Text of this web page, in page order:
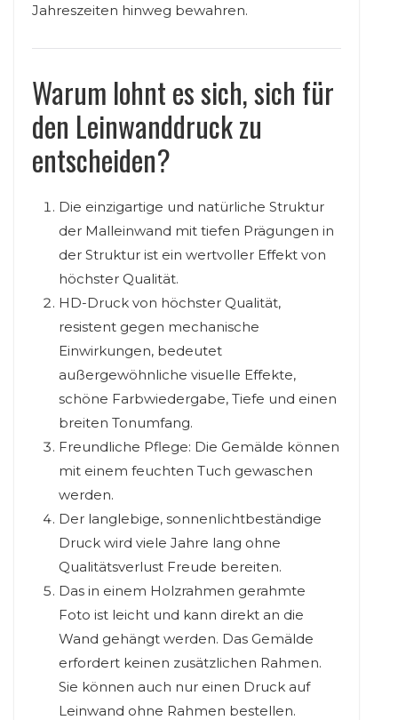
Jahreszeiten hinweg bewahren.
Warum lohnt es sich, sich für
den Leinwanddruck zu
entscheiden?
Die einzigartige und natürliche Struktur
der Malleinwand mit tiefen Prägungen in
der Struktur ist ein wertvoller Effekt von
höchster Qualität.
HD-Druck von höchster Qualität,
resistent gegen mechanische
Einwirkungen, bedeutet
außergewöhnliche visuelle Effekte,
schöne Farbwiedergabe, Tiefe und einen
breiten Tonumfang.
Freundliche Pflege: Die Gemälde können
mit einem feuchten Tuch gewaschen
werden.
Der langlebige, sonnenlichtbeständige
Druck wird viele Jahre lang ohne
Qualitätsverlust Freude bereiten.
Das in einem Holzrahmen gerahmte
Foto ist leicht und kann direkt an die
Wand gehängt werden. Das Gemälde
erfordert keinen zusätzlichen Rahmen.
Sie können auch nur einen Druck auf
Leinwand ohne Rahmen bestellen.